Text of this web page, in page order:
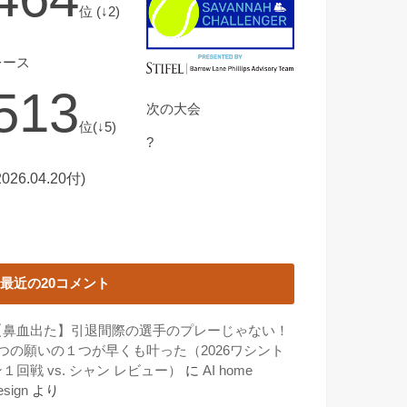
位 (↓2)
ース
位(↓5)
付)
次の大会
?
最近の20コメント
鼻血出た】引退間際の選手のプレーじゃない！
の願いの１つが早くも叶った（2026ワシント
１回戦 vs. シャン レビュー）
に AI home
より